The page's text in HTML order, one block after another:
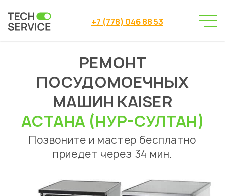
+7 (778) 046 88 53
Сервисный центр
Сервисный центр Астана
Ремонт посудомоечных машин
→ Kaiser
РЕМОНТ
ПОСУДОМОЕЧНЫХ
МАШИН KAISER
АСТАНА (НУР-СУЛТАН)
Позвоните и мастер бесплатно
приедет через 34 мин.